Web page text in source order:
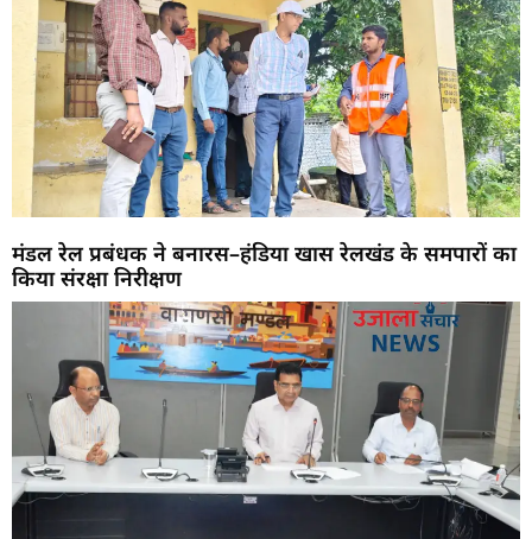
मंडल रेल प्रबंधक ने बनारस–हंडिया खास रेलखंड के समपारों का
किया संरक्षा निरीक्षण